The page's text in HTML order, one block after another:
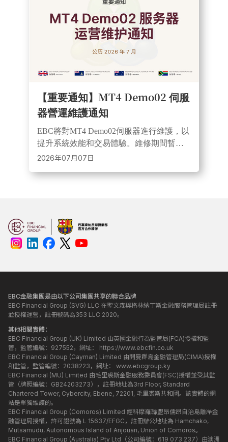
【重要通知】MT4 Demo02 伺服
器營運維護通知
EBC將對MT4 Demo02伺服器進行維護，以
提升系統效能和交易體驗。維修期間暫停
報價及交易，並對歷史已平倉訂單進行月
2026年07月07日
EBC金融集團是由以下公司集團共享的聯合品牌
EBC Financial Group (SVG) LLC 在聖文森與格林納丁斯金融服務管理局註冊
並授權運營，註冊號碼為353 LLC 2020。
其他相關實體：
EBC Financial Group (UK) Limited 由英國金融行為監管局(FCA)授權和監
管，監管編號：927552，網址： https://www.ebcfin.co.uk
EBC Financial Group (Cayman) Limited 由開曼群島金融管理局(CIMA)授權
和監管，監管編號：2038223，網址： www.ebcgroup.ky
EBC Financial (MU) Limited 由毛里裘斯金融服務委員會(FSC)授權並受其監
管（牌照編號：GB24203273），註冊地址為3rd Floor, Standard
Chartered Tower, Cybercity, Ebene, 72201, 毛里裘斯共和國。該實體的網
站是單獨維護的。
EBC Financial Group (Comoros) Limited 經科摩羅聯盟昂儒昂自治島離岸金
融管理局授權，許可證號為 L 15637/EFGC，註冊辦公地址為 Hamchako,
Mutsamudu, Autonomous Island of Anjouan, Union of Comoros。
EBC Financial Group (Australia) Pty Ltd（公司編號：619 073 237）由澳洲